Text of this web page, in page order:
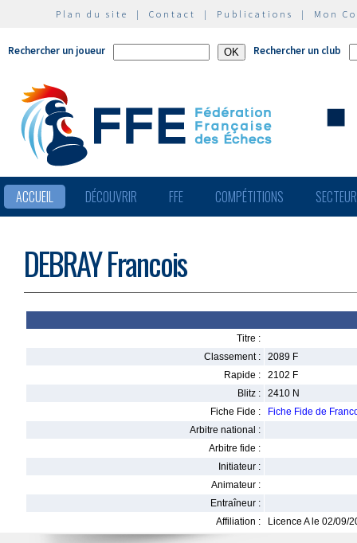
Plan du site | Contact | Publications | Mon
Rechercher un joueur Rechercher un club
ACCUEIL DÉCOUVRIR FFE COMPÉTITIONS
DEBRAY Francois
Titre :
Classement :
2089 F
Rapide :
2102 F
Blitz :
2410 N
Fiche Fide :
Fiche Fide de
Arbitre national :
Arbitre fide :
Initiateur :
Animateur :
Entraîneur :
Affiliation :
Licence A le 02/09/